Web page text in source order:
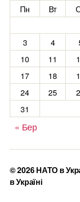
Пн
Вт
3
4
10
11
17
18
24
25
31
« Бер
© 2026НАТО в
в Україні